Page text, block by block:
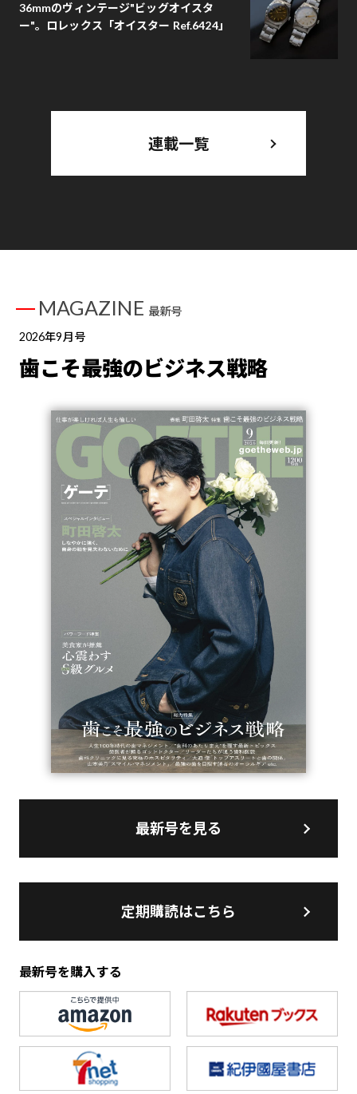
36mmのヴィンテージ"ビッグオイスタ
ー"。ロレックス「オイスター Ref.6424」
連載一覧
MAGAZINE 最新号
2026年9月号
歯こそ最強のビジネス戦略
最新号を見る
定期購読はこちら
最新号を購入する